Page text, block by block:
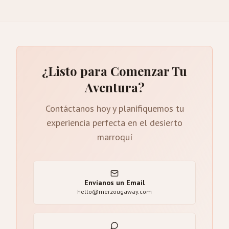
¿Listo para Comenzar Tu
Aventura?
Contáctanos hoy y planifiquemos tu
experiencia perfecta en el desierto
marroquí
Envíanos un Email
hello@merzougaway.com